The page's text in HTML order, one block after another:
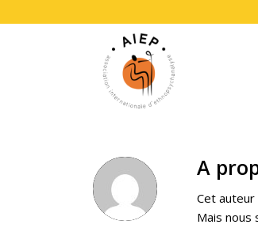
A
Cet auteur
Mais nous